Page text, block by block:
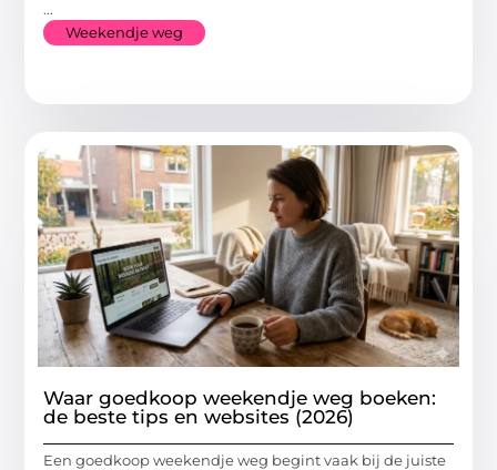
...
Weekendje weg
Waar goedkoop weekendje weg boeken:
de beste tips en websites (2026)
Een goedkoop weekendje weg begint vaak bij de juiste